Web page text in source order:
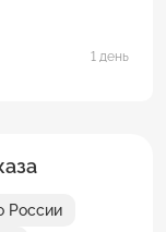
1 день
России